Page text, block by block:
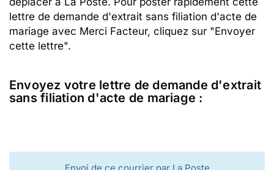
lettre de demande d'extrait sans filiation d'acte de
mariage avec Merci Facteur, cliquez sur "Envoyer
cette lettre".
Envoyez votre lettre de demande d'extrait
sans filiation d'acte de mariage :